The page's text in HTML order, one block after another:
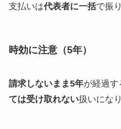
支払いは代表者に一括で振
時効に注意（5年）
請求しないまま5年が経過す
ては受け取れない扱いにな